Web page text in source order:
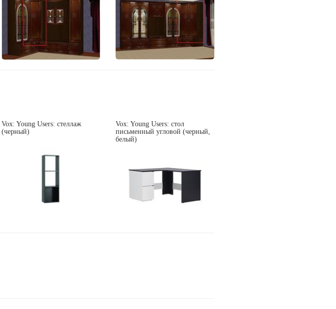
Vox: Young Users: стеллаж
(черный)
Vox: Young Users: стол
письменный угловой (черный,
белый)